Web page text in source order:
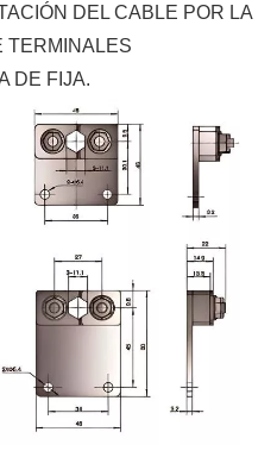
DEL CABLE POR LA
TERMINALES
DE FIJA.